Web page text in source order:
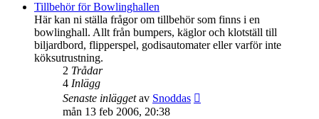
inlägget
Tillbehör för Bowlinghallen
Här kan ni ställa frågor om tillbehör som finns i en
bowlinghall. Allt från bumpers, käglor och klotställ till
biljardbord, flipperspel, godisautomater eller varför inte
köksutrustning.
2 Trådar
4 Inlägg
Senaste inläggetav Snoddas
mån 13 feb 2006, 20:38